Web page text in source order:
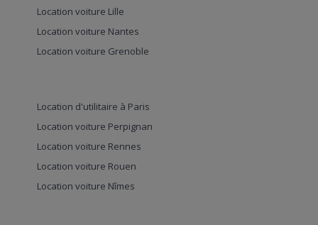
Location voiture Lille
Location voiture Nantes
Location voiture Grenoble
Location d'utilitaire à Paris
Location voiture Perpignan
Location voiture Rennes
Location voiture Rouen
Location voiture Nîmes